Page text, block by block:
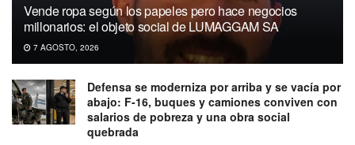
Vende ropa según los papeles pero hace negocios
millonarios: el objeto social de LUMAGGAM SA
7 AGOSTO, 2026
Defensa se moderniza por arriba y se vacía por
abajo: F-16, buques y camiones conviven con
salarios de pobreza y una obra social
quebrada